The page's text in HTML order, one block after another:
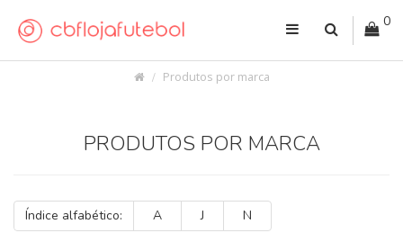
0
Produtos por marca
PRODUTOS POR MARCA
Índice alfabético: A J N